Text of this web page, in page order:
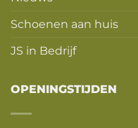
Schoenen aan huis
JS in Bedrijf
OPENINGSTIJDEN